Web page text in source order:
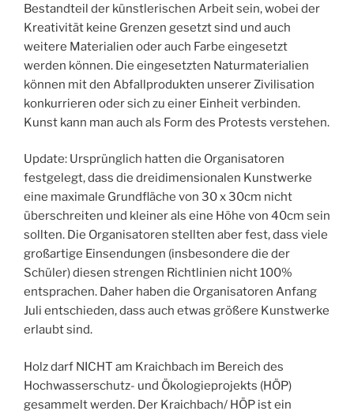
Bestandteil der künstlerischen Arbeit sein, wobei der
Kreativität keine Grenzen gesetzt sind und auch
weitere Materialien oder auch Farbe eingesetzt
werden können. Die eingesetzten Naturmaterialien
können mit den Abfallprodukten unserer Zivilisation
konkurrieren oder sich zu einer Einheit verbinden.
Kunst kann man auch als Form des Protests verstehen.
Update: Ursprünglich hatten die Organisatoren
festgelegt, dass die dreidimensionalen Kunstwerke
eine maximale Grundfläche von 30 x 30cm nicht
überschreiten und kleiner als eine Höhe von 40cm sein
sollten. Die Organisatoren stellten aber fest, dass viele
großartige Einsendungen (insbesondere die der
Schüler) diesen strengen Richtlinien nicht 100%
entsprachen. Daher haben die Organisatoren Anfang
Juli entschieden, dass auch etwas größere Kunstwerke
erlaubt sind.
Holz darf NICHT am Kraichbach im Bereich des
Hochwasserschutz- und Ökologieprojekts (HÖP)
gesammelt werden. Der Kraichbach/ HÖP ist ein